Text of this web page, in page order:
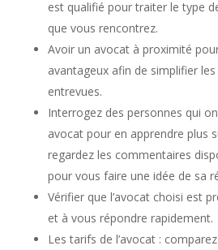
est qualifié pour traiter le type
que vous rencontrez.
Avoir un avocat à proximité
avantageux afin de simplifier
entrevues.
Interrogez des personnes qui
avocat pour en apprendre plus
regardez les commentaires
pour vous faire une idée de sa
Vérifier que l’avocat choisi est
et à vous répondre rapidement.
Les tarifs de l’avocat :